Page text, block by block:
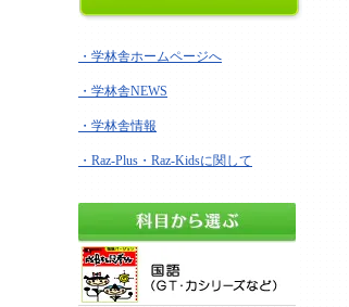
・学林舎ホームページへ
・学林舎NEWS
・学林舎情報
・Raz-Plus・Raz-Kidsに関して